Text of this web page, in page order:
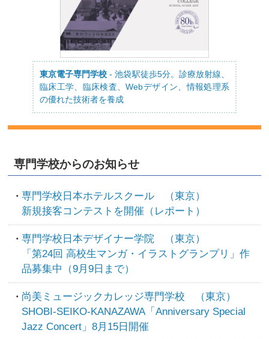
東京電子専門学校 - 池袋駅徒歩5分。診療放射線、
臨床工学、臨床検査、Webデザイン、情報処理系
の優れた技術者を養成
専門学校からのお知らせ
専門学校日本ホテルスクール （東京）
新規接客コンテストを開催（レポート）
専門学校日本デザイナー学院 （東京）
「第24回 高校生マンガ・イラストグランプリ」作
品募集中（9月9日まで）
尚美ミュージックカレッジ専門学校 （東京）
SHOBI-SEIKO-KANAZAWA「Anniversary Special
Jazz Concert」8月15日開催